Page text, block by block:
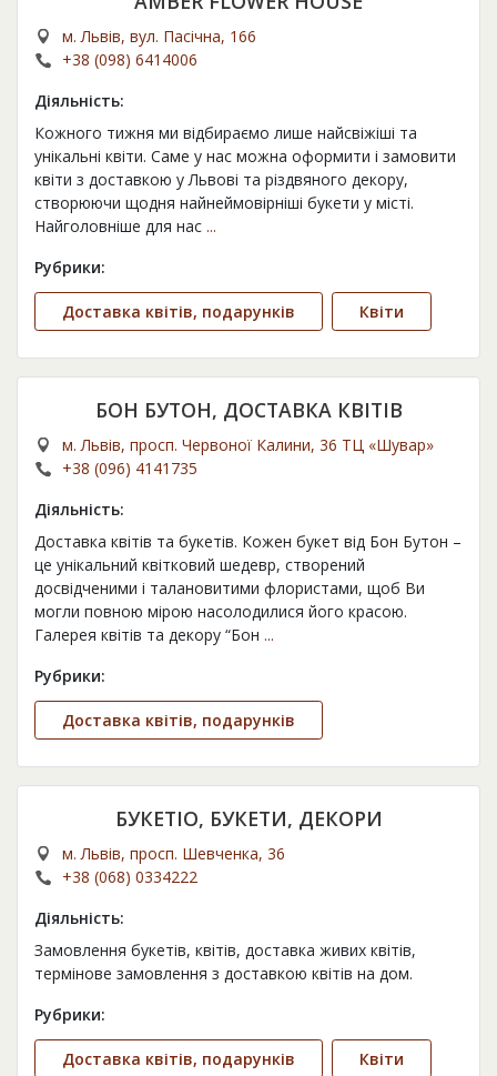
м. Львів, вул. Пасічна, 166
+38 (098) 6414006
Діяльність:
Кожного тижня ми відбираємо лише найсвіжіші та
унікальні квіти. Саме у нас можна оформити і замовити
квіти з доставкою у Львові та різдвяного декору,
створюючи щодня найнеймовірніші букети у місті.
Найголовніше для нас ...
Рубрики:
Доставка квітів, подарунків Квіти
БОН БУТОН, ДОСТАВКА КВІТІВ
м. Львів, просп. Червоної Калини, 36 ТЦ «Шувар»
+38 (096) 4141735
Діяльність:
Доставка квітів та букетів. Кожен букет від Бон Бутон –
це унікальний квітковий шедевр, створений
досвідченими і талановитими флористами, щоб Ви
могли повною мірою насолодилися його красою.
Галерея квітів та декору “Бон ...
Рубрики:
Доставка квітів, подарунків
БУКЕТІО, БУКЕТИ, ДЕКОРИ
м. Львів, просп. Шевченка, 36
+38 (068) 0334222
Діяльність:
Замовлення букетів, квітів, доставка живих квітів,
термінове замовлення з доставкою квітів на дом.
Рубрики:
Доставка квітів, подарунків Квіти